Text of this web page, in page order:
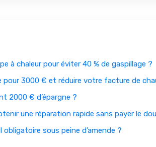
à chaleur pour éviter 40 % de gaspillage ?
3000 € et réduire votre facture de
2000 € d’épargne ?
une réparation rapide sans payer le
sous peine d’amende ?